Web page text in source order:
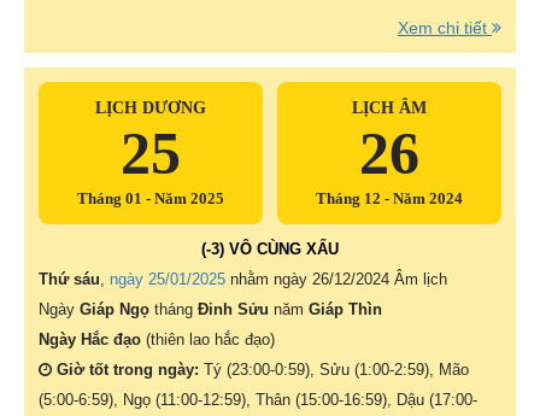
Xem chi tiết
LỊCH DƯƠNG
25
Tháng 01 - Năm 2025
LỊCH ÂM
26
Tháng 12 - Năm 2024
(-3) VÔ CÙNG XẤU
Thứ sáu ngày 25/01/2025 nhằm ngày 26/12/2024 Âm lịch
Ngày Giáp Ngọ tháng Đinh Sửu năm Giáp Thìn
Ngày Hắc đạo (thiên lao hắc đạo)
Giờ tốt trong ngày: Tý (23:00-0:59), Sửu (1:00-2:59), Mão
(5:00-6:59), Ngọ (11:00-12:59), Thân (15:00-16:59), Dậu (17:00-